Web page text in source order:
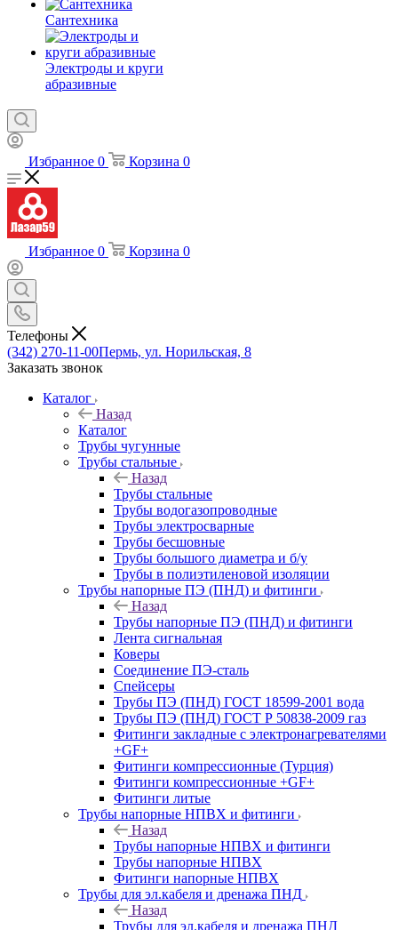
Сантехника
Электроды и круги
абразивные
Избранное 0 Корзина 0
Избранное 0 Корзина 0
Телефоны
(342) 270-11-00Пермь, ул. Норильская, 8
Заказать звонок
Каталог
Назад
Каталог
Трубы чугунные
Трубы стальные
Назад
Трубы стальные
Трубы водогазопроводные
Трубы электросварные
Трубы бесшовные
Трубы большого диаметра и б/у
Трубы в полиэтиленовой изоляции
Трубы напорные ПЭ (ПНД) и фитинги
Назад
Трубы напорные ПЭ (ПНД) и фитинги
Лента сигнальная
Коверы
Соединение ПЭ-сталь
Спейсеры
Трубы ПЭ (ПНД) ГОСТ 18599-2001 вода
Трубы ПЭ (ПНД) ГОСТ Р 50838-2009 газ
Фитинги закладные с электронагревателями
+GF+
Фитинги компрессионные (Турция)
Фитинги компрессионные +GF+
Фитинги литые
Трубы напорные НПВХ и фитинги
Назад
Трубы напорные НПВХ и фитинги
Трубы напорные НПВХ
Фитинги напорные НПВХ
Трубы для эл.кабеля и дренажа ПНД
Назад
Трубы для эл.кабеля и дренажа ПНД